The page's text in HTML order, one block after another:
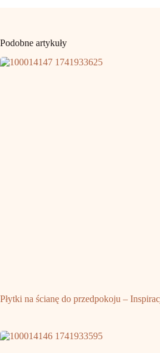
Podobne artykuły
Płytki na ścianę do przedpokoju –